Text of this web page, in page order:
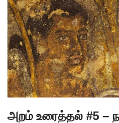
அறம் உரைத்தல் #5 –